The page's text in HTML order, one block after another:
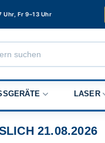
Uhr, Fr 9–13 Uhr
LASER
21.08.2026